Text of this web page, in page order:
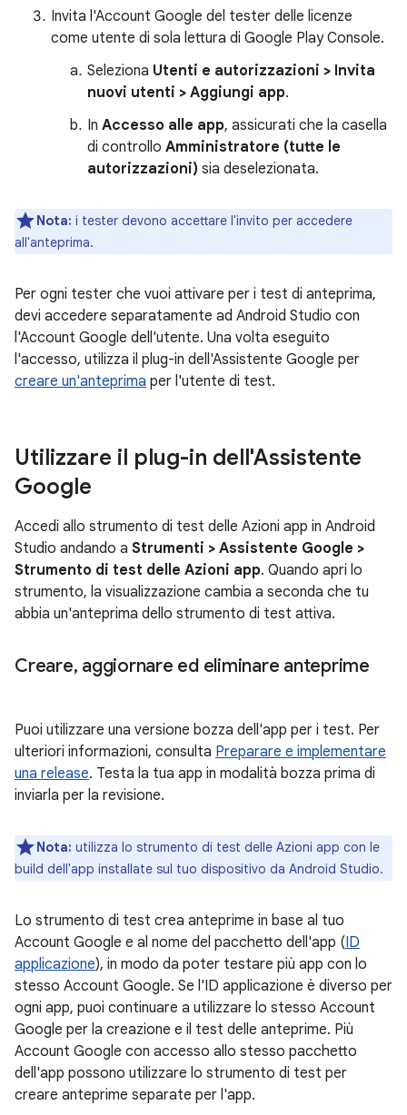
Invita l'Account Google del tester delle licenze
come utente di sola lettura di Google Play Console.
Seleziona Utenti e autorizzazioni > Invita
nuovi utenti > Aggiungi app.
In Accesso alle app, assicurati che la casella
di controllo Amministratore (tutte le
autorizzazioni) sia deselezionata.
Nota: i tester devono accettare l'invito per accedere
all'anteprima.
Per ogni tester che vuoi attivare per i test di anteprima,
devi accedere separatamente ad Android Studio con
l'Account Google dell'utente. Una volta eseguito
l'accesso, utilizza il plug-in dell'Assistente Google per
creare un'anteprima per l'utente di test.
Utilizzare il plug-in dell'Assistente
Google
Accedi allo strumento di test delle Azioni app in Android
Studio andando a Strumenti > Assistente Google >
Strumento di test delle Azioni app. Quando apri lo
strumento, la visualizzazione cambia a seconda che tu
abbia un'anteprima dello strumento di test attiva.
Creare, aggiornare ed eliminare anteprime
Puoi utilizzare una versione bozza dell'app per i test. Per
ulteriori informazioni, consulta Preparare e implementare
una release. Testa la tua app in modalità bozza prima di
inviarla per la revisione.
Nota: utilizza lo strumento di test delle Azioni app con le
build dell'app installate sul tuo dispositivo da Android Studio.
Lo strumento di test crea anteprime in base al tuo
Account Google e al nome del pacchetto dell'app (ID
applicazione), in modo da poter testare più app con lo
stesso Account Google. Se l'ID applicazione è diverso per
ogni app, puoi continuare a utilizzare lo stesso Account
Google per la creazione e il test delle anteprime. Più
Account Google con accesso allo stesso pacchetto
dell'app possono utilizzare lo strumento di test per
creare anteprime separate per l'app.